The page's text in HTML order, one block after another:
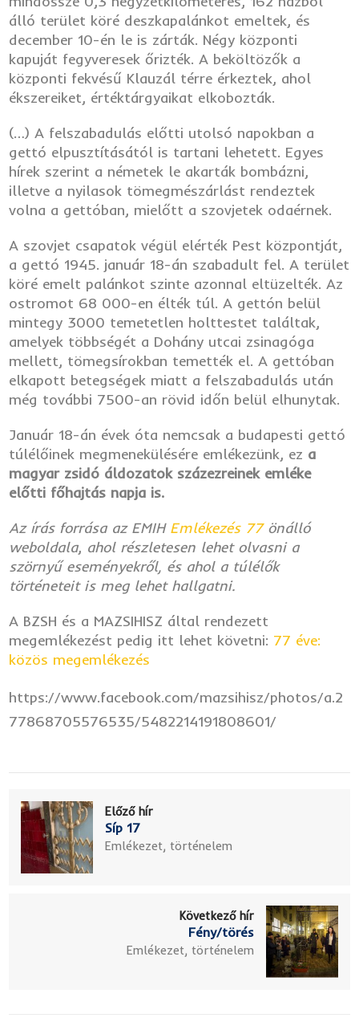
álló terület köré deszkapalánkot emeltek, és
december 10-én le is zárták. Négy központi
kapuját fegyveresek őrizték. A beköltözők a
központi fekvésű Klauzál térre érkeztek, ahol
ékszereiket, értéktárgyaikat elkobozták.
(…) A felszabadulás előtti utolsó napokban a
gettó elpusztításától is tartani lehetett. Egyes
hírek szerint a németek le akarták bombázni,
illetve a nyilasok tömegmészárlást rendeztek
volna a gettóban, mielőtt a szovjetek odaérnek.
A szovjet csapatok végül elérték Pest központját,
a gettó 1945. január 18-án szabadult fel. A terület
köré emelt palánkot szinte azonnal eltüzelték. Az
ostromot 68 000-en élték túl. A gettón belül
mintegy 3000 temetetlen holttestet találtak,
amelyek többségét a Dohány utcai zsinagóga
mellett, tömegsírokban temették el. A gettóban
elkapott betegségek miatt a felszabadulás után
még további 7500-an rövid időn belül elhunytak.
Január 18-án évek óta nemcsak a budapesti gettó
túlélőinek megmenekülésére emlékezünk, ez a
magyar zsidó áldozatok százezreinek emléke
előtti főhajtás napja is.
Az írás forrása az EMIH Emlékezés 77önálló
weboldala, ahol részletesen lehet olvasni a
szörnyű eseményekről, és ahol a túlélők
történeteit is meg lehet hallgatni.
A BZSH és a MAZSIHISZ által rendezett
megemlékezést pedig itt lehet követni: 77 éve:
közös megemlékezés
https://www.facebook.com/mazsihisz/photos/a.2
77868705576535/5482214191808601/
Előző hír
Síp 17
Emlékezet, történelem
Következő hír
Fény/törés
Emlékezet, történelem